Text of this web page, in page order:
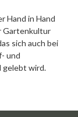
Hand in Hand
Gartenkultur
sich auch bei
und
gelebt wird.